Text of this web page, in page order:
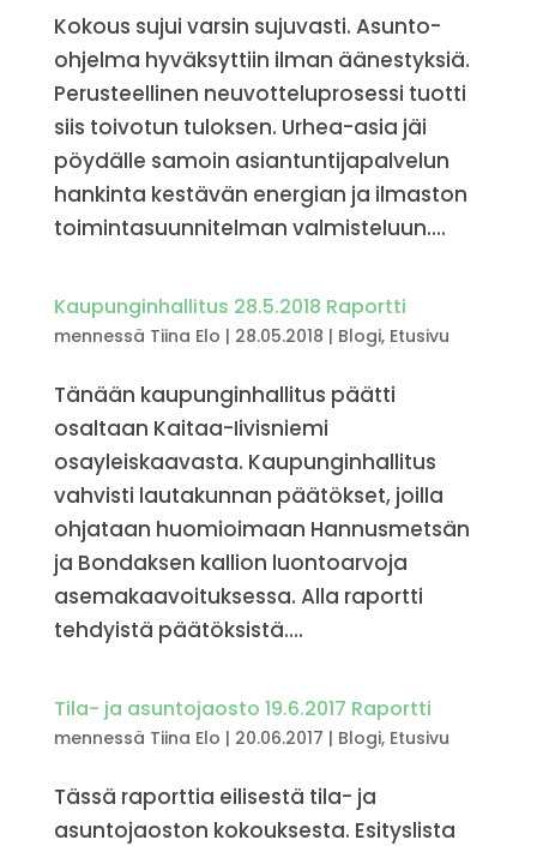
Kokous sujui varsin sujuvasti. Asunto-
ohjelma hyväksyttiin ilman äänestyksiä.
Perusteellinen neuvotteluprosessi tuotti
siis toivotun tuloksen. Urhea-asia jäi
pöydälle samoin asiantuntijapalvelun
hankinta kestävän energian ja ilmaston
toimintasuunnitelman valmisteluun....
Kaupunginhallitus 28.5.2018 Raportti
mennessä Tiina Elo | 28.05.2018 | Blogi, Etusivu
Tänään kaupunginhallitus päätti
osaltaan Kaitaa-Iivisniemi
osayleiskaavasta. Kaupunginhallitus
vahvisti lautakunnan päätökset, joilla
ohjataan huomioimaan Hannusmetsän
ja Bondaksen kallion luontoarvoja
asemakaavoituksessa. Alla raportti
tehdyistä päätöksistä....
Tila- ja asuntojaosto 19.6.2017 Raportti
mennessä Tiina Elo | 20.06.2017 | Blogi, Etusivu
Tässä raporttia eilisestä tila- ja
asuntojaoston kokouksesta. Esityslista